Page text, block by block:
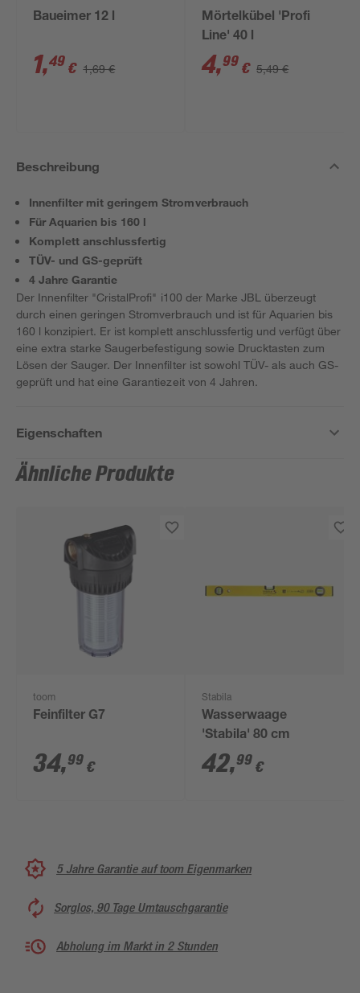
Baueimer 12 l
1,49 € 1,69 €
Mörtelkübel 'Profi
Line' 40 l
4,99 € 5,49 €
Beschreibung
Innenfilter mit geringem Stromverbrauch
Für Aquarien bis 160 l
Komplett anschlussfertig
TÜV- und GS-geprüft
4 Jahre Garantie
Der Innenfilter "CristalProfi" i100 der Marke JBL überzeugt
durch einen geringen Stromverbrauch und ist für Aquarien bis
160 l konzipiert. Er ist komplett anschlussfertig und verfügt über
eine extra starke Saugerbefestigung sowie Drucktasten zum
Lösen der Sauger. Der Innenfilter ist sowohl TÜV- als auch GS-
geprüft und hat eine Garantiezeit von 4 Jahren.
Eigenschaften
Ähnliche Produkte
toom
Feinfilter G7
34,99 €
Stabila
Wasserwaage
'Stabila' 80 cm
42,99 €
5 Jahre Garantie auf toom Eigenmarken
Sorglos, 90 Tage Umtauschgarantie
Abholung im Markt in 2 Stunden